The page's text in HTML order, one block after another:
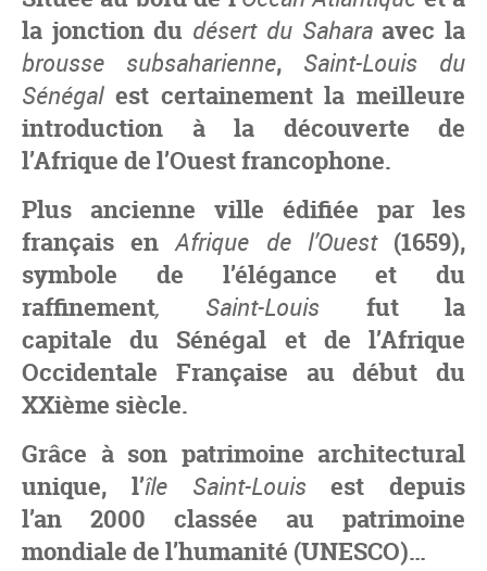
la jonction du désert du Saharaavec la
brousse subsaharienne, Saint-Louis du
Sénégalest certainement la meilleure
introduction à la découverte de
l’Afrique de l’Ouest francophone.
Plus ancienne ville édifiée par les
français enAfrique de l’Ouest (1659),
symbole de l’élégance et du
raffinement, Saint-Louis fut la
capitale du Sénégal et de l’Afrique
Occidentale Française au début du
XXième siècle.
Grâce à son patrimoine architectural
unique, l’île Saint-Louisest depuis
l’an 2000 classée au patrimoine
mondiale de l’humanité (UNESCO)…